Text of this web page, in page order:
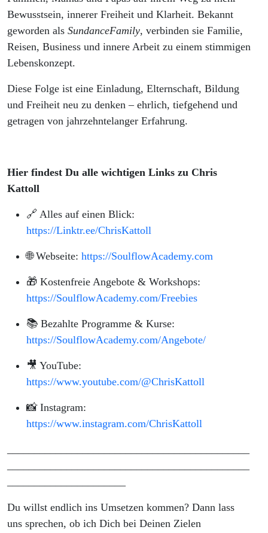
Bewusstsein, innerer Freiheit und Klarheit. Bekannt
geworden als SundanceFamily, verbinden sie Familie,
Reisen, Business und innere Arbeit zu einem stimmigen
Lebenskonzept.
Diese Folge ist eine Einladung, Elternschaft, Bildung
und Freiheit neu zu denken – ehrlich, tiefgehend und
getragen von jahrzehntelanger Erfahrung.
Hier findest Du alle wichtigen Links zu Chris
Kattoll
🔗 Alles auf einen Blick:
https://Linktr.ee/ChrisKattoll
🌐 Webseite: https://SoulflowAcademy.com
🎁 Kostenfreie Angebote & Workshops:
https://SoulflowAcademy.com/Freebies
📚 Bezahlte Programme & Kurse:
https://SoulflowAcademy.com/Angebote/
🎥 YouTube:
https://www.youtube.com/@ChrisKattoll
📸 Instagram:
https://www.instagram.com/ChrisKattoll
Du willst endlich ins Umsetzen kommen? Dann lass
uns sprechen, ob ich Dich bei Deinen Zielen